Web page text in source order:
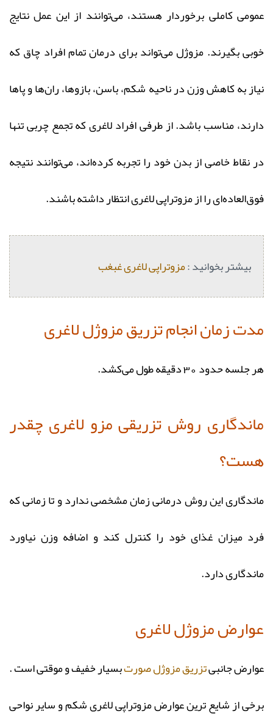
عمومی کاملی برخوردار هستند، می‌توانند از این عمل نتایج
خوبی بگیرند. مزوژل می‌تواند برای درمان تمام افراد چاق که
نیاز به کاهش وزن در ناحیه شکم، باسن، بازوها، ران‌ها و پاها
دارند، مناسب باشد. از طرفی افراد لاغری که تجمع چربی تنها
در نقاط خاصی از بدن خود را تجربه کرده‌اند، می‌توانند نتیجه
فوق‌العاده‌ای را از مزوتراپی لاغری انتظار داشته باشند.
بیشتر بخوانید :مزوتراپی لاغری غبغب
مدت زمان انجام تزریق مزوژل لاغری
هر جلسه حدود 30 دقیقه طول می‌کشد.
ماندگاری روش تزريقی مزو لاغری چقدر
هست؟
ماندگاری این روش درمانی زمان مشخصی ندارد و تا زمانی که
فرد میزان غذای خود را کنترل کند و اضافه وزن نیاورد
ماندگاری دارد.
عوارض مزوژل لاغری
عوارض جانبیتزریق مزوژل صورتبسیار خفیف و موقتی است .
برخی از شایع‌ ترین عوارض مزوتراپی لاغری شکم و سایر نواحی